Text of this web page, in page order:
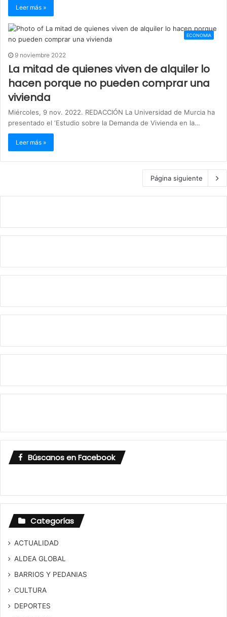
Leer más »
ECONOMIA
9 noviembre 2022
La mitad de quienes viven de alquiler lo
hacen porque no pueden comprar una
vivienda
Miércoles, 9 nov. 2022. REDACCIÓN La Universidad de Murcia ha
presentado el ‘Estudio sobre la Demanda de Vivienda en la…
Leer más »
Página siguiente
Búscanos en Facebook
Categorías
ACTUALIDAD
ALDEA GLOBAL
BARRIOS Y PEDANIAS
CULTURA
DEPORTES